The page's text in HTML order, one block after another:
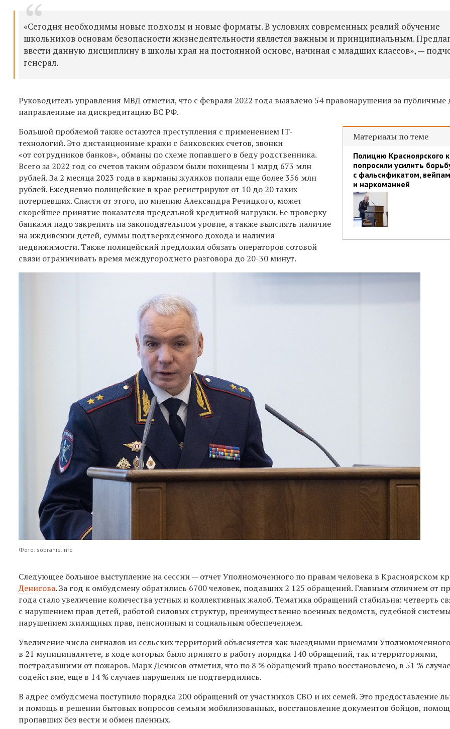
«Сегодня необходимы новые подходы и новые форматы. В условиях современных реалий обучение
школьников основам безопасности жизнедеятельности является важным и принципиальным.
ввести данную дисциплину в школы края на постоянной основе, начиная с младших классов», —
генерал.
Руководитель управления МВД отметил, что с февраля 2022 года выявлено 54 правонарушения за публичные
направленные на дискредитацию ВС РФ.
Материалы по теме
Полицию Красноярского
попросили усилить
с фальсификатом,
и наркоманией
Большой проблемой также остаются преступления с применением IT-
технологий. Это дистанционные кражи с банковских счетов, звонки
«от сотрудников банков», обманы по схеме попавшего в беду родственника.
Всего за 2022 год со счетов таким образом были похищены 1 млрд 673 млн
рублей. За 2 месяца 2023 года в карманы жуликов попали еще более 356 млн
рублей. Ежедневно полицейские в крае регистрируют от 10 до 20 таких
потерпевших. Спасти от этого, по мнению Александра Речицкого, может
скорейшее принятие показателя предельной кредитной нагрузки. Ее проверку
банками надо закрепить на законодательном уровне, а также выяснять наличие
на иждивении детей, суммы подтвержденного дохода и наличия
недвижимости. Также полицейский предложил обязать операторов сотовой
связи ограничивать время междугороднего разговора до 20-30 минут.
Фото: sobranie.info
Следующее большое выступление на сессии — отчет Уполномоченного по правам человека в Красноярском
Денисова. За год к омбудсмену обратились 6700 человек, подавших 2 125 обращений. Главным отличием от
года стало увеличение количества устных и коллективных жалоб. Тематика обращений стабильна: четверть
с нарушением прав детей, работой силовых структур, преимущественно военных ведомств, судебной
нарушением жилищных прав, пенсионным и социальным обеспечением.
Увеличение числа сигналов из сельских территорий объясняется как выездными приемами Уполномоченного
в 21 муниципалитете, в ходе которых было принято в работу порядка 140 обращений, так и территориями,
пострадавшими от пожаров. Марк Денисов отметил, что по 8 % обращений право восстановлено, в 51 %
содействие, еще в 14 % случаев нарушения не подтвердились.
В адрес омбудсмена поступило порядка 200 обращений от участников СВО и их семей. Это предоставление
и помощь в решении бытовых вопросов семьям мобилизованных, восстановление документов бойцов,
пропавших без вести и обмен пленных.